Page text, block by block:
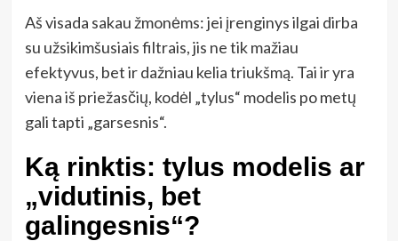
Aš visada sakau žmonėms: jei įrenginys ilgai dirba
su užsikimšusiais filtrais, jis ne tik mažiau
efektyvus, bet ir dažniau kelia triukšmą. Tai ir yra
viena iš priežasčių, kodėl „tylus“ modelis po metų
gali tapti „garsesnis“.
Ką rinktis: tylus modelis ar
„vidutinis, bet
galingesnis“?